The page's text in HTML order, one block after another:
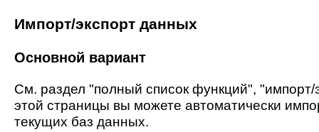
Импорт/экспорт данных
Основной вариант
См. раздел "полный список функций",
этой страницы вы можете автоматически
текущих баз данных.